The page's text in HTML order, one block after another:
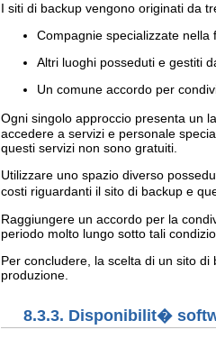
I siti di backup vengono originati da
Compagnie specializzate
Altri luoghi posseduti e gestiti
Un comune accordo per
Ogni singolo approccio presenta un
accedere a servizi e personale
questi servizi non sono gratuiti.
Utilizzare uno spazio diverso
costi riguardanti il sito di backup e
Raggiungere un accordo per la
periodo molto lungo sotto tali
Per concludere, la scelta di un sito
produzione.
8.3.3. Disponibilit�